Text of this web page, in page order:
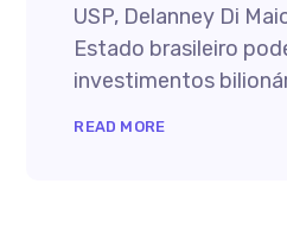
USP, Delanney Di
Estado brasileiro
investimentos
READ MORE